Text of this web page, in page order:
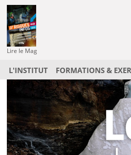
Lire le Mag
L'INSTITUT FORMATIONS &